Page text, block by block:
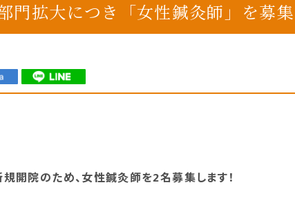
門拡大につき「女性鍼灸師」を募集
開院のため、女性鍼灸師を2名募集します！